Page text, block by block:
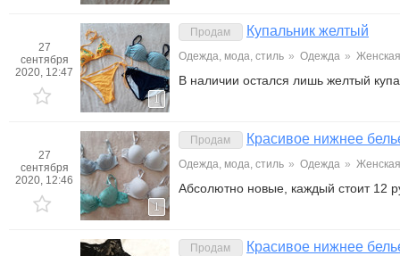
27
сентября
2020, 12:47
1
Продам Купальник желтый
Одежда, мода, стиль » Одежда » Женская
В наличии остался лишь желтый
27
сентября
2020, 12:46
1
Продам Красивое нижнее
Одежда, мода, стиль » Одежда » Женская
Абсолютно новые, каждый стоит 12
Продам Красивое нижнее